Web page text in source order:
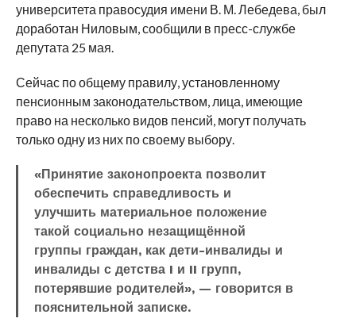
университета правосудия имени В. М. Лебедева, был
доработан Ниловым, сообщили в пресс-службе
депутата 25 мая.
Сейчас по общему правилу, установленному
пенсионным законодательством, лица, имеющие
право на несколько видов пенсий, могут получать
только одну из них по своему выбору.
«Принятие законопроекта позволит
обеспечить справедливость и
улучшить материальное положение
такой социально незащищённой
группы граждан, как дети-инвалиды и
инвалиды с детства I и II групп,
потерявшие родителей», — говорится в
пояснительной записке.